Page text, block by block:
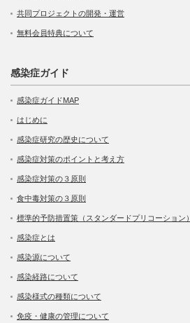
共同プロジェクトの開発・運営
無料会員特典について
感染症ガイド
感染症ガイドMAP
はじめに
感染症研究の歴史について
感染症対策のポイントと考え方
感染症対策の３原則
食中毒対策の３原則
標準的予防措置策（スタンダードプリコーション）
感染症とは
感染源について
感染経路について
感染様式の種類について
免疫・健康の管理について